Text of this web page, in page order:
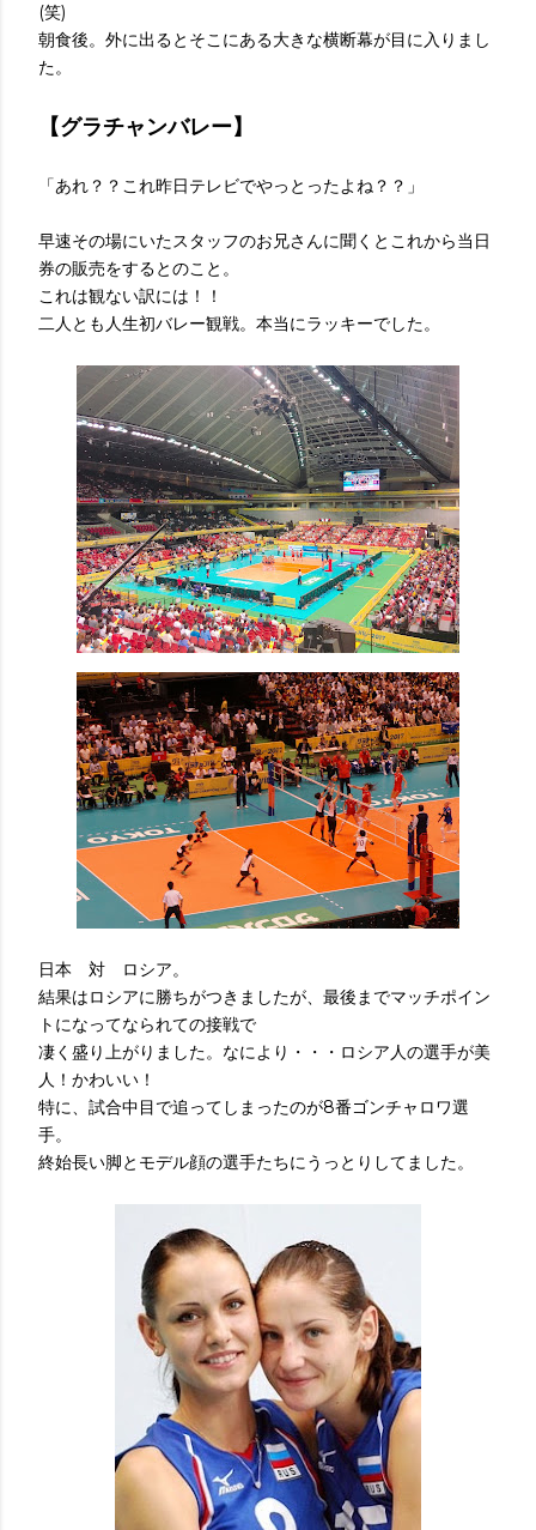
(笑)
朝食後。外に出るとそこにある大きな横断幕が目に入りまし
た。
【グラチャンバレー】
「あれ？？これ昨日テレビでやっとったよね？？」
早速その場にいたスタッフのお兄さんに聞くとこれから当日
券の販売をするとのこと。
これは観ない訳には！！
二人とも人生初バレー観戦。本当にラッキーでした。
日本 対 ロシア。
結果はロシアに勝ちがつきましたが、最後までマッチポイン
トになってなられての接戦で
凄く盛り上がりました。なにより・・・ロシア人の選手が美
人！かわいい！
特に、試合中目で追ってしまったのが8番ゴンチャロワ選
手。
終始長い脚とモデル顔の選手たちにうっとりしてました。